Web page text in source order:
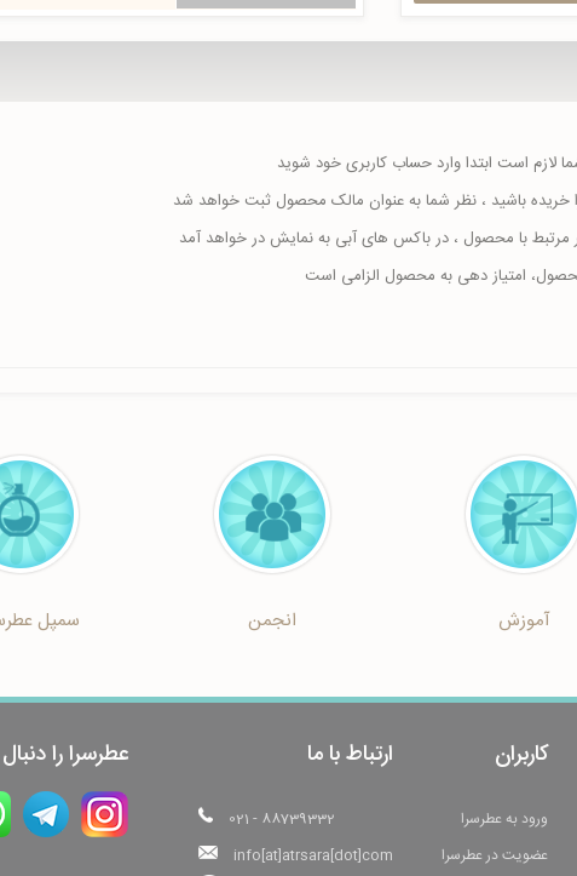
لازم است ابتدا وارد حساب کاربری خود شوید
خریده باشید ، نظر شما به عنوان مالک محصول ثبت خواهد شد
با محصول ، در باکس های آبی به نمایش در خواهد آمد
امتیاز دهی به محصول الزامی است
آموزش انجمن سمپل
کاربران
ورود به عطرسرا
عضویت در عطرسرا
ارتباط با ما
021 - 88739332
info[at]atrsara[dot]com
عطرسرا را